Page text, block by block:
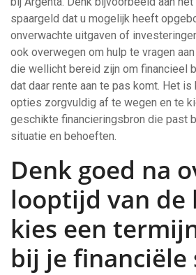
spaargeld dat u mogelijk heeft
onverwachte uitgaven of
ook overwegen om hulp te vragen
die wellicht bereid zijn om financieel
dat daar rente aan te pas komt. Het is
opties zorgvuldig af te wegen en te
geschikte financieringsbron die past
situatie en behoeften.
Denk goed na
looptijd van de
kies een
bij je financiële